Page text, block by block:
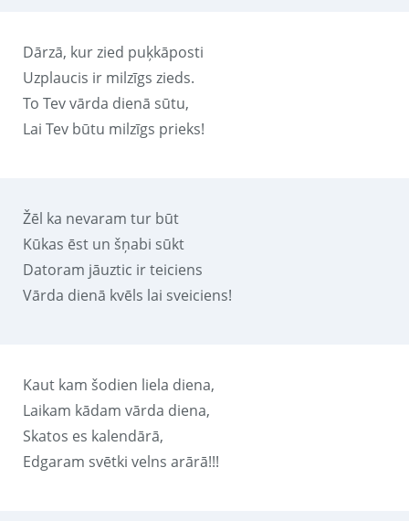
Dārzā, kur zied puķkāposti
Uzplaucis ir milzīgs zieds.
To Tev vārda dienā sūtu,
Lai Tev būtu milzīgs prieks!
Žēl ka nevaram tur būt
Kūkas ēst un šņabi sūkt
Datoram jāuztic ir teiciens
Vārda dienā kvēls lai sveiciens!
Kaut kam šodien liela diena,
Laikam kādam vārda diena,
Skatos es kalendārā,
Edgaram svētki velns arārā!!!